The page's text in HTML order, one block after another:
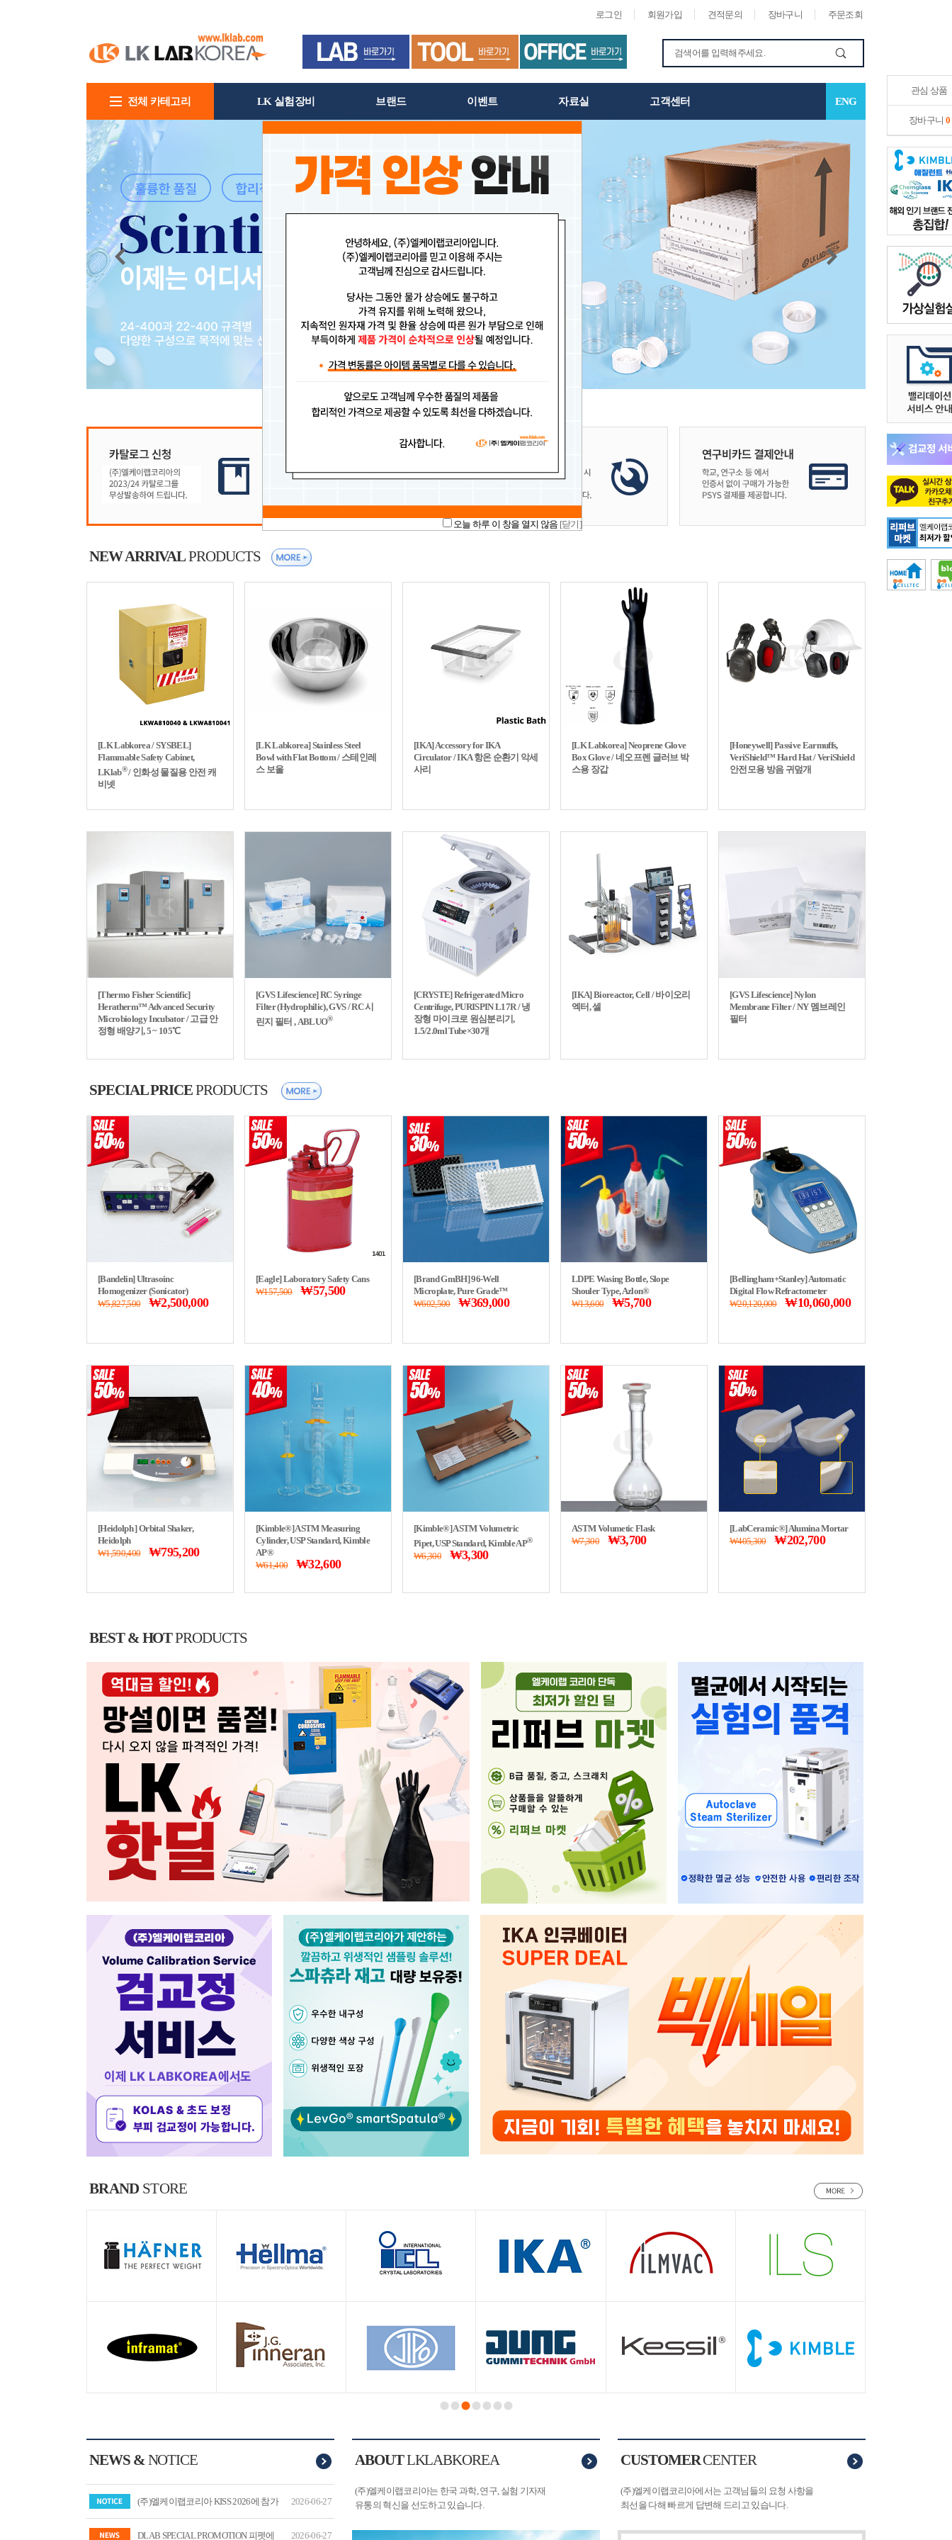
로그인 회원가입 견적문의 장바구니 주문조회
관심 상품
장바구니 0
전체 카테고리 LK 실험장비 브랜드 이벤트 자료실 고객센터 ENG
1 2 3 4 5 6 7 8 9 10
NEW ARRIVALPRODUCTS
[LK Labkorea / SYSBEL]
Flammable Safety Cabinet,
LKlab®/ 인화성 물질용 안전 캐
비넷
[LK Labkorea] Stainless Steel
Bowl with Flat Bottom / 스테인레
스 보울
[IKA] Accessory for IKA
Circulator / IKA 항온 순환기 악세
사리
[LK Labkorea] Neoprene Glove
Box Glove / 네오프렌 글러브 박
스용 장갑
[Honeywell] Passive Earmuffs,
VeriShield™ Hard Hat / VeriShield
안전모용 방음 귀덮개
[Thermo Fisher Scientific]
Heratherm™ Advanced Security
Microbiology Incubator / 고급 안
정형 배양기, 5 ~ 105℃
[GVS Lifescience] RC Syringe
Filter (Hydrophilic), GVS / RC 시
린지 필터 , ABLUO®
[CRYSTE] Refrigerated Micro
Centrifuge, PURISPIN L17R / 냉
장형 마이크로 원심분리기,
1.5/2.0ml Tube×30개
[IKA] Bioreactor, Cell / 바이오리
엑터, 셀
[GVS Lifescience] Nylon
Membrane Filter / NY 멤브레인
필터
SPECIAL PRICEPRODUCTS
BEST & HOTPRODUCTS
BRAND STORE
NEWS &NOTICE
(주)엘케이랩코리아 KISS 2026에 참가
2026-06-27
DLAB SPECIAL PROMOTION 피펫에 2026-06-27
ABOUTLKLABKOREA
(주)엘케이랩코리아는 한국 과학, 연구, 실험 기자재
유통의 혁신을 선도하고 있습니다.
CUSTOMERCENTER
(주)엘케이랩코리아에서는 고객님들의 요청 사항을
최선을 다해 빠르게 답변해 드리고 있습니다.
오늘 하루 이 창을 열지 않음 [닫기]